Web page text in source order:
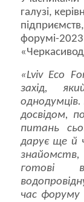
галузі,
форумі-
«Lviv Eco
захід,
досвідом,
питань
дарує ще й
знайомств,
готові
час форуму